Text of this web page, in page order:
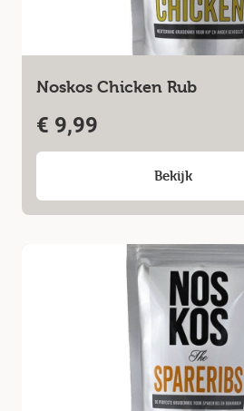
Noskos Chicken Rub
€ 9,99
Bekijk